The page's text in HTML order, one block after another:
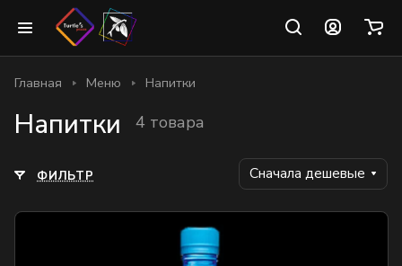
Главная Меню Напитки
Напитки 4 товара
ФИЛЬТР Сначала дешевые